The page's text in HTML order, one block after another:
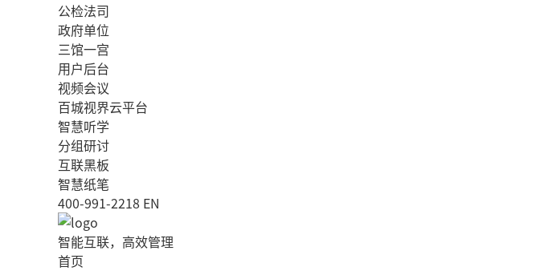
公检法司
政府单位
三馆一宫
用户后台
视频会议
百城视界云平台
智慧听学
分组研讨
互联黑板
智慧纸笔
400-991-2218 EN
智能互联，高效管理
首页